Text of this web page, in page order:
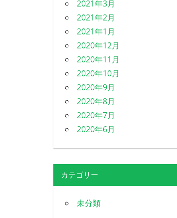
2021年3月
2021年2月
2021年1月
2020年12月
2020年11月
2020年10月
2020年9月
2020年8月
2020年7月
2020年6月
カテゴリー
未分類